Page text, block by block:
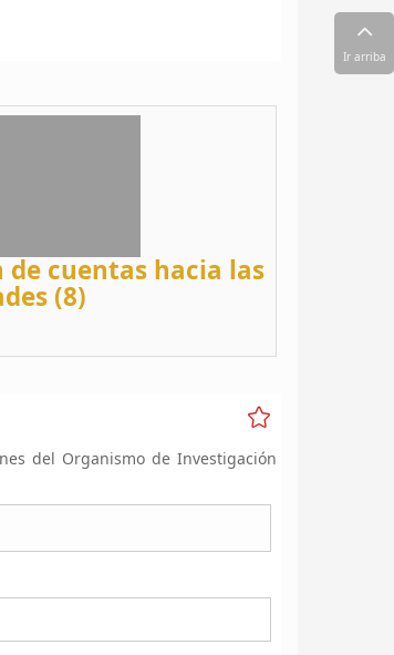
de cuentas hacia las
(8)
del Organismo de Investigación
Ir arriba